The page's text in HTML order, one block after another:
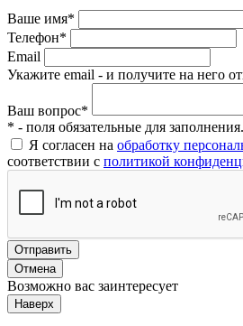
Ваше имя*
Телефон*
Email
Укажите email - и получите на него
Ваш вопрос*
* - поля обязательные для заполнения.
Я согласен на обработку
соответствии с политикой
Отправить
Отмена
Возможно вас заинтересует
Наверх